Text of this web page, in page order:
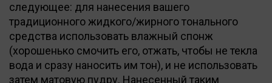
следующее: для нанесения вашего
традиционного жидкого/жирного тонального
средства использовать влажный спонж
(хорошенько смочить его, отжать, чтобы не текла
вода и сразу наносить им тон), и не использовать
затем матовую пудру. Нанесенный таким